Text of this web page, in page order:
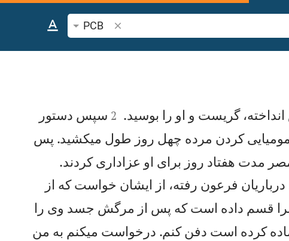
جستجوی آیه یا کلمه کتاب مقدس
PCB
گريست و او را بوسيد.

2 سپس دستور
كردن مرده چهل روز طول میكشيد. پس
مدت هفتاد روز برای او عزاداری كردند.
درباريان فرعون رفته، از ايشان خواست كه از
قسم داده است كه پس از مرگش جسد وی را
كرده است دفن كنم. درخواست میكنم به من